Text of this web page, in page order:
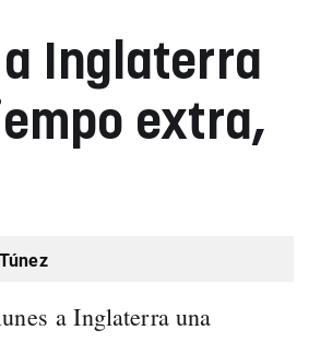
Inglaterra
extra,
Túnez
a Inglaterra una